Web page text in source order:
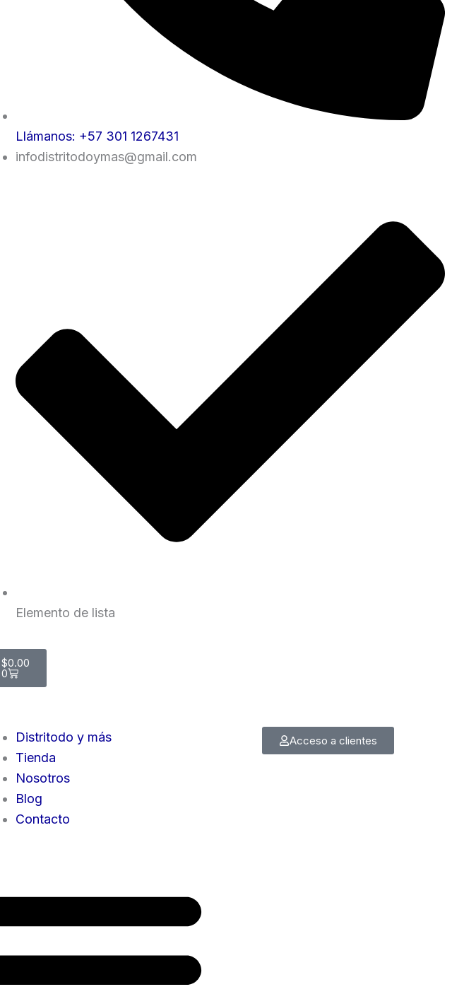
Llámanos: +57 301 1267431
infodistritodoymas@gmail.com
Elemento de lista
$0.00
0
Cart
Distritodo y más
Tienda
Nosotros
Blog
Contacto
Acceso a clientes